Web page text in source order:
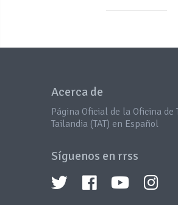
Acerca de
Página Oficial de la Oficina de
Tailandia (TAT) en Español
Síguenos en rrss